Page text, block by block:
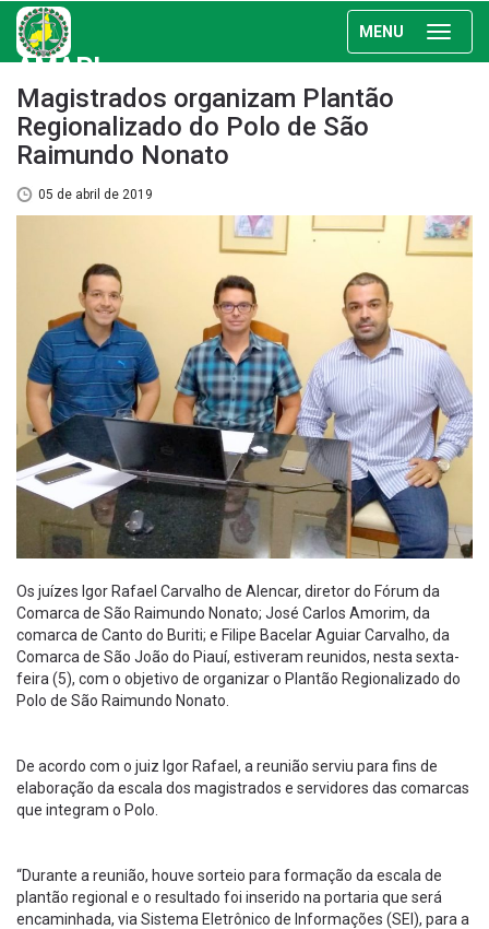
MENU
AMAPI
Magistrados organizam Plantão
Regionalizado do Polo de São
Raimundo Nonato
05 de abril de 2019
Os juízes Igor Rafael Carvalho de Alencar, diretor do Fórum da
Comarca de São Raimundo Nonato; José Carlos Amorim, da
comarca de Canto do Buriti; e Filipe Bacelar Aguiar Carvalho, da
Comarca de São João do Piauí, estiveram reunidos, nesta sexta-
feira (5), com o objetivo de organizar o Plantão Regionalizado do
Polo de São Raimundo Nonato.
De acordo com o juiz Igor Rafael, a reunião serviu para fins de
elaboração da escala dos magistrados e servidores das comarcas
que integram o Polo.
“Durante a reunião, houve sorteio para formação da escala de
plantão regional e o resultado foi inserido na portaria que será
encaminhada, via Sistema Eletrônico de Informações (SEI), para a